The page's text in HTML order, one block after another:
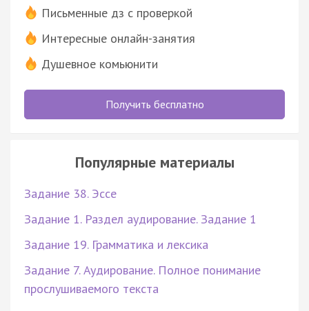
Письменные дз с проверкой
Интересные онлайн-занятия
Душевное комьюнити
Получить бесплатно
Популярные материалы
Задание 38. Эссе
Задание 1. Раздел аудирование. Задание 1
Задание 19. Грамматика и лексика
Задание 7. Аудирование. Полное понимание
прослушиваемого текста